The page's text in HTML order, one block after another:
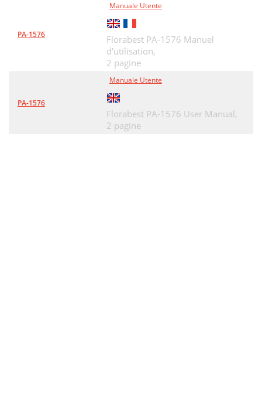
PA-1576
Manuale Utente
Florabest PA-1576 Manuel
d'utilisation,
2 pagine
PA-1576
Manuale Utente
Florabest PA-1576 User Manual,
2 pagine